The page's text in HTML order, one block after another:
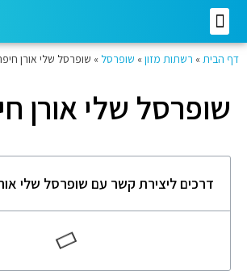
דף הבית » רשתות מזון » שופרסל » שופרסל שלי אורן
שופרסל שלי אורן
דרכים ליצירת קשר עם שופרסל שלי